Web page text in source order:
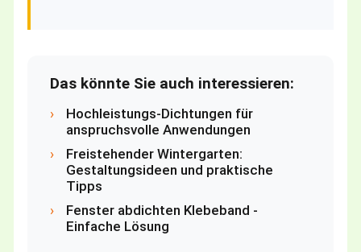
Das könnte Sie auch interessieren:
›
Hochleistungs-Dichtungen für
anspruchsvolle Anwendungen
›
Freistehender Wintergarten:
Gestaltungsideen und praktische
Tipps
›
Fenster abdichten Klebeband -
Einfache Lösung